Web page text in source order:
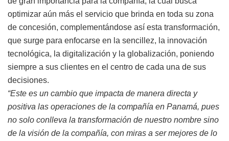
optimizar aún más el servicio que brinda en toda su zona
de concesión, complementándose así esta transformación,
que surge para enfocarse en la sencillez, la innovación
tecnológica, la digitalización y la globalización, poniendo
siempre a sus clientes en el centro de cada una de sus
decisiones.
“Este es un cambio que impacta de manera directa y
positiva las operaciones de la compañía en Panamá, pues
no solo conlleva la transformación de nuestro nombre sino
de la visión de la compañía, con miras a ser mejores de lo